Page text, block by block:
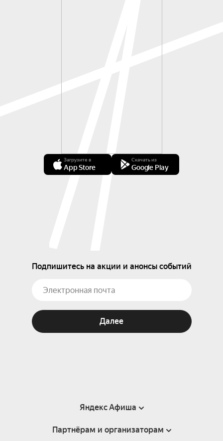
Загрузите в
App Store
Скачать из
Google Play
Подпишитесь на акции и анонсы событий
Далее
Яндекс Афиша
Справка
Партнёрам и организаторам